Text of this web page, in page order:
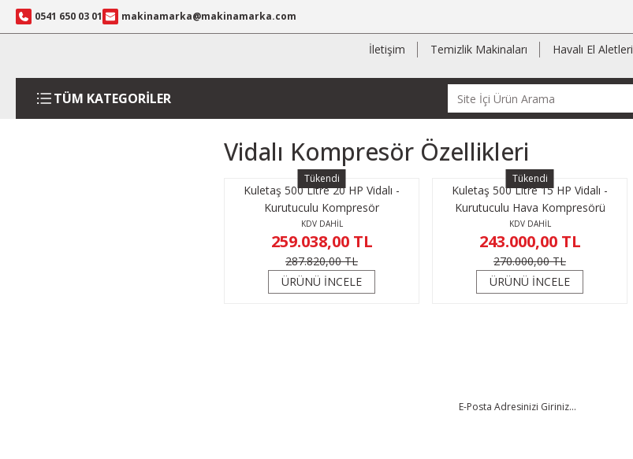
0541 650 03 01 makinamarka@makinamarka.com
İletişim Temizlik Makinaları Havalı El Aletleri
TÜM KATEGORİLER
Vidalı Kompresör Özellikleri
Tükendi
Kuletaş 500 Litre 20 HP Vidalı -
Kurutuculu Kompresör
KDV DAHİL
259.038,00 TL
287.820,00 TL
ÜRÜNÜ İNCELE
Tükendi
Kuletaş 500 Litre 15 HP Vidalı -
Kurutuculu Hava Kompresörü
KDV DAHİL
243.000,00 TL
270.000,00 TL
ÜRÜNÜ İNCELE